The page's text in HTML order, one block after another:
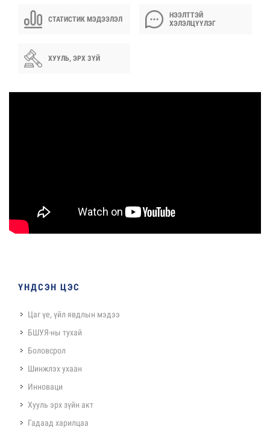
СТАТИСТИК МЭДЭЭЛЭЛ
НЭЭЛТТЭЙ
ХЭЛЭЛЦҮҮЛЭГ
ХУУЛЬ, ЭРХ ЗҮЙ
ҮНДСЭН ЦЭС
Цаг үе, үйл явдлын мэдээ
БШУЯ-ны тухай
Боловсрол
Шинжлэх ухаан
Инноваци
Хууль эрх зүйн акт
Гадаад харилцаа